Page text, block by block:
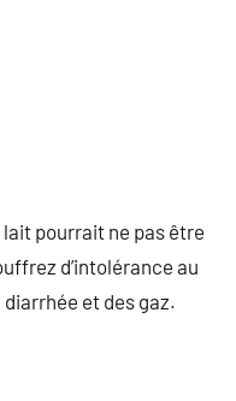
pourrait ne pas être
d’intolérance au
et des gaz.